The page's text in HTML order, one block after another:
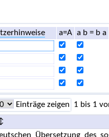
a=A a b = b a
Einträge zeigen 1 bis 1